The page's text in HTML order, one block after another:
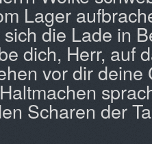
Lager
die Lade in
dich, Herr, auf
vor dir deine
Scharen der